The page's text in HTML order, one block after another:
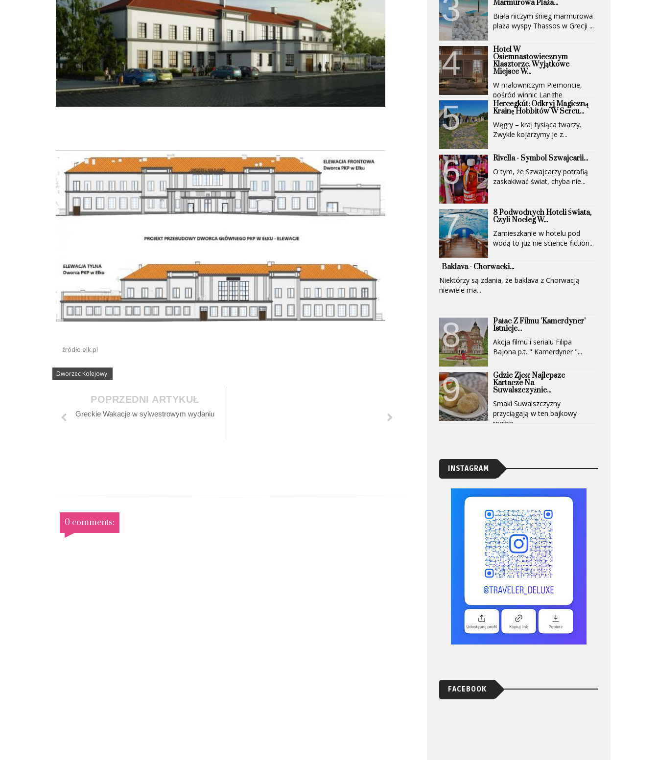
Dworzec Kolejowy,
źródło elk.pl
POPRZEDNI ARTYKUŁ
Greckie Wakacje w sylwestrowym wydaniu
0 comments:
Marmurowa Plaża...
Biała niczym śnieg marmurowa
plaża wyspy Thassos w Grecji ...
Hotel W
Osiemnastowiecznym
Klasztorze. Wyjątkowe
Miejsce W...
W malowniczym Piemoncie,
pośród winnic Langhe
(UNESCO)...
Hercegkút: Odkryj Magiczną
Krainę Hobbitów W Sercu...
Węgry – kraj tysiąca twarzy.
Zwykle kojarzymy je z...
Rivella - Symbol Szwajcarii...
O tym, że Szwajcarzy potrafią
zaskakiwać świat, chyba nie...
8 Podwodnych Hoteli Świata,
Czyli Nocleg W...
Zamieszkanie w hotelu pod
wodą to już nie science-fiction...
Baklava - Chorwacki...
Niektórzy są zdania, że baklava z Chorwacją
niewiele ma...
Pałac Z Filmu 'Kamerdyner'
Istnieje...
Akcja filmu i serialu Filipa
Bajona p.t. " Kamerdyner "...
Gdzie Zjeść Najlepsze
Kartacze Na
Suwalszczyźnie...
Smaki Suwalszczyzny
przyciągają w ten bajkowy
region...
INSTAGRAM
FACEBOOK